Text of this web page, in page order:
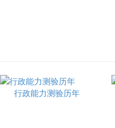
行政能力测验历年